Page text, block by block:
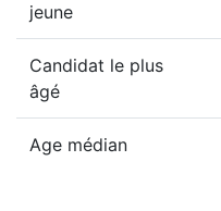
jeune
Candidat le plus
âgé
Age médian